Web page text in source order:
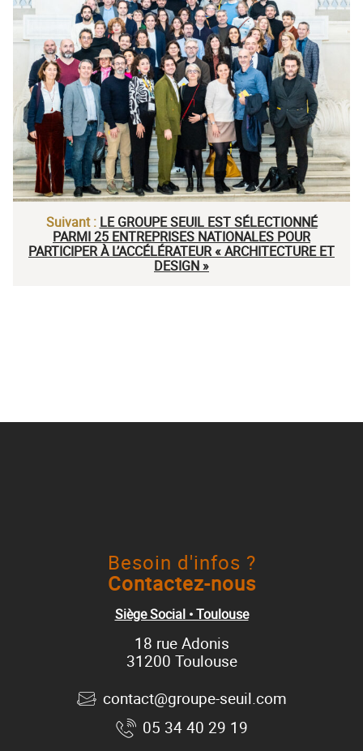
Suivant : LE GROUPE SEUIL EST SÉLECTIONNÉ
PARMI 25 ENTREPRISES NATIONALES POUR
PARTICIPER À L’ACCÉLÉRATEUR « ARCHITECTURE ET
DESIGN »
Besoin d'infos ?
Contactez-nous
Siège Social • Toulouse
18 rue Adonis
31200 Toulouse
contact@groupe-seuil.com
05 34 40 29 19